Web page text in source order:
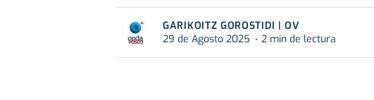
GARIKOITZ GOROSTIDI | OV
29 de Agosto 2025
2 min de lectura